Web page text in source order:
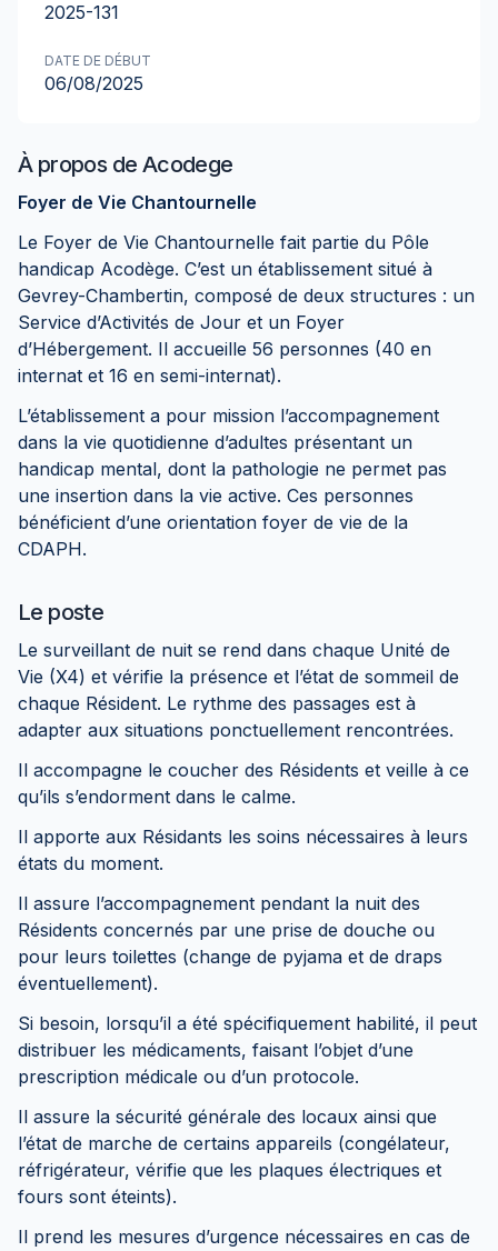
À propos de Acodege
Foyer de Vie Chantournelle
Le Foyer de Vie Chantournelle fait partie du Pôle
handicap Acodège. C’est un établissement situé à
Gevrey-Chambertin, composé de deux structures : un
Service d’Activités de Jour et un Foyer
d’Hébergement. Il accueille 56 personnes (40 en
internat et 16 en semi-internat).
L’établissement a pour mission l’accompagnement
dans la vie quotidienne d’adultes présentant un
handicap mental, dont la pathologie ne permet pas
une insertion dans la vie active. Ces personnes
bénéficient d’une orientation foyer de vie de la
CDAPH.
Le poste
Le surveillant de nuit se rend dans chaque Unité de
Vie (X4) et vérifie la présence et l’état de sommeil de
chaque Résident. Le rythme des passages est à
adapter aux situations ponctuellement rencontrées.
Il accompagne le coucher des Résidents et veille à ce
qu’ils s’endorment dans le calme.
Il apporte aux Résidants les soins nécessaires à leurs
états du moment.
Il assure l’accompagnement pendant la nuit des
Résidents concernés par une prise de douche ou
pour leurs toilettes (change de pyjama et de draps
éventuellement).
Si besoin, lorsqu’il a été spécifiquement habilité, il peut
distribuer les médicaments, faisant l’objet d’une
prescription médicale ou d’un protocole.
Il assure la sécurité générale des locaux ainsi que
l’état de marche de certains appareils (congélateur,
réfrigérateur, vérifie que les plaques électriques et
fours sont éteints).
Il prend les mesures d’urgence nécessaires en cas de
2025-131
DATE DE DÉBUT
06/08/2025